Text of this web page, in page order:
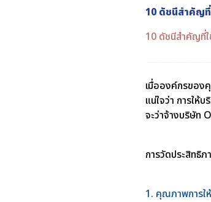
10 ดัชนีสำคัญที่
10 ดัชนีสำคัญที่
เมื่อองค์กรของ
แน่ใจว่า การให้
จะว่าจ้างบริษัท
การวัดประสิทธิ
1. คุณภาพการใ